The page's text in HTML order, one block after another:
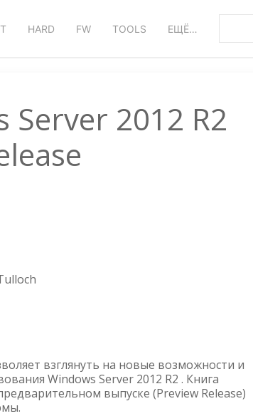
HARD FW TOOLS ЕЩЁ…
2012 R2
взглянуть на новые возможности и
Windows Server 2012 R2 . Книга
выпуске (Preview Release)